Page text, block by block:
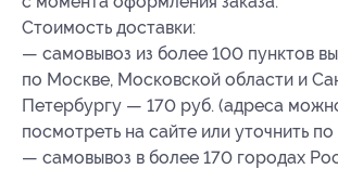
Стоимость доставки:
— самовывоз из более 100 пунктов
по Москве, Московской области и
Петербургу — 170 руб. (адреса
посмотреть на сайте или уточнить
— самовывоз в более 170 городах